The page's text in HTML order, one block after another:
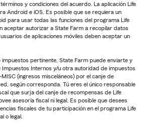
y condiciones del acuerdo. La aplicación Life
Android e iOS. Es posible que se requiera un
para usar todas las funciones del programa Life
aceptar autorizar a State Farm a recopilar datos
de aplicaciones móviles deben aceptar un
impuestos pertinente, State Farm puede enviarte y
Internos y/u otra autoridad de impuestos
(ingresos misceláneos) por el canje de
según corresponda. Tú eres el único responsable
que surja del canje de recompensas de Life
asesoría fiscal ni legal. Es posible que desees
fiscales de tu participación en el programa Life
o legal.